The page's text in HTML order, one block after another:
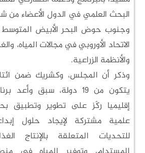
البحث العلمي في الدول الأعضاء من شمال
وجنوب حوض البحر الأبيض المتوسط مع
الاتحاد الأوروبي في مجالات المياه، والغذاء،
والأنظمة الزراعية.
وذكر أن المجلس، وكشريك ضمن ائتلاف
يتكون من 19 دولة، سبق وأعد برنامجا
إقليميا ركّز على تطوير وتطبيق بحوث
علمية مشتركة لإيجاد حلول إبداعية
للتحديات المتعلقة بالإنتاج الغذائي